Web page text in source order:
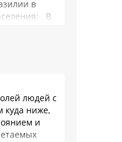
в
. В
людей с
куда ниже,
и